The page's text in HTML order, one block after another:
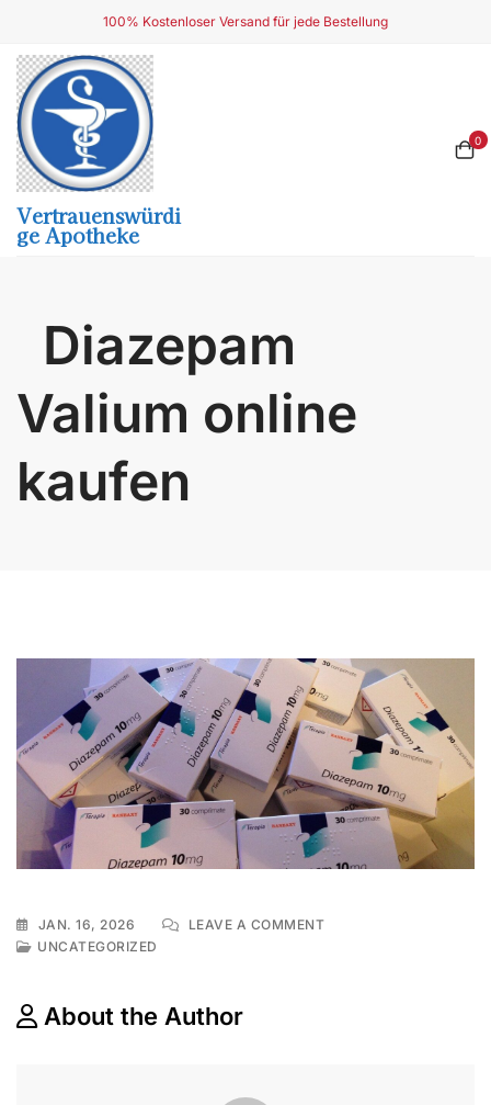
content
100% Kostenloser Versand für jede Bestellung
Vertrauenswürdi
Ge Apotheke
0
Diazepam
Valium online
kaufen
JAN. 16, 2026 LEAVE A COMMENTON
UNCATEGORIZED
About the Author